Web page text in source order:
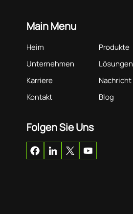
Main Menu
Heim
Produkte
Unternehmen
Lösungen
Karriere
Nachricht
Kontakt
Blog
Folgen Sie Uns